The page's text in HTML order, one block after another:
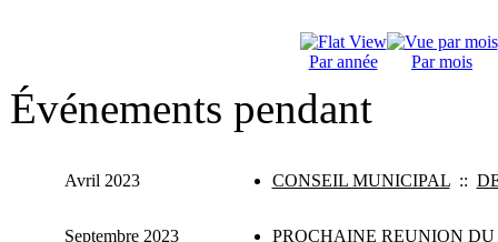
Par année Par mois
Événements pendant
Avril 2023 CONSEIL MUNICIPAL::
Septembre 2023 PROCHAINE REUNION